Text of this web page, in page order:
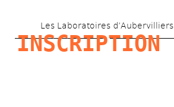
au
contenu
Les Laboratoires d’Aubervilliers
INSCRIPTION